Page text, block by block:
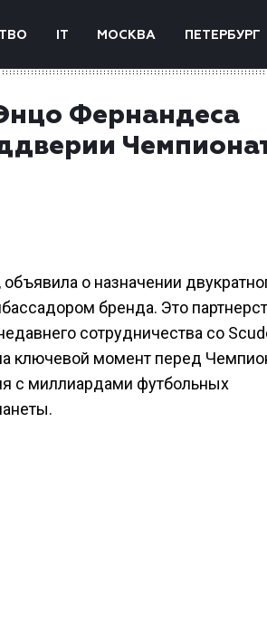
IT МОСКВА ПЕТЕРБУРГ
Фернандеса
о назначении
бренда. Это
сотрудничества со
ключевой момент перед
с миллиардами футбольных